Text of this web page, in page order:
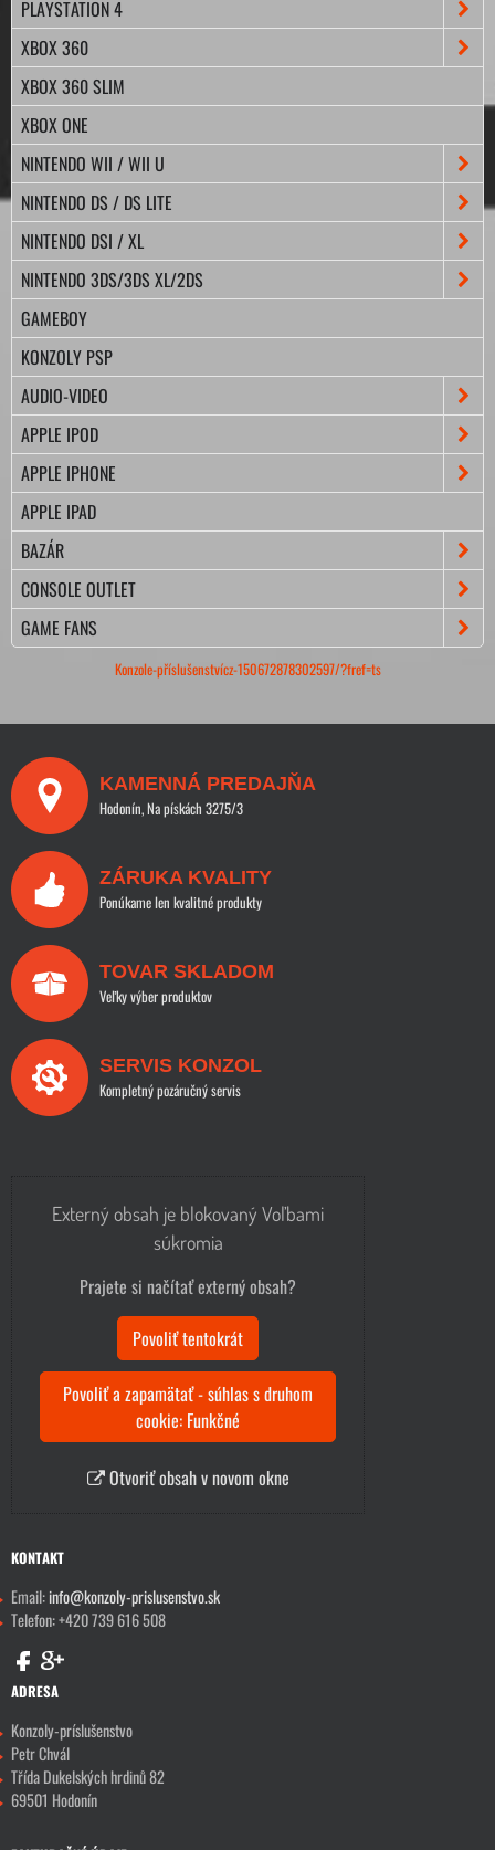
PLAYSTATION 4
XBOX 360
XBOX 360 SLIM
XBOX ONE
NINTENDO WII / WII U
NINTENDO DS / DS LITE
NINTENDO DSI / XL
NINTENDO 3DS/3DS XL/2DS
GAMEBOY
KONZOLY PSP
AUDIO-VIDEO
APPLE IPOD
APPLE IPHONE
APPLE IPAD
BAZÁR
CONSOLE OUTLET
GAME FANS
Konzole-příslušenstvícz-150672878302597/?fref=ts
KAMENNÁ PREDAJŇA
Hodonín, Na pískách 3275/3
ZÁRUKA KVALITY
Ponúkame len kvalitné produkty
TOVAR SKLADOM
Veľky výber produktov
SERVIS KONZOL
Kompletný pozáručný servis
Externý obsah je blokovaný Voľbami
súkromia
Prajete si načítať externý obsah?
Povoliť tentokrát
Povoliť a zapamätať - súhlas s druhom
cookie: Funkčné
Otvoriť obsah v novom okne
KONTAKT
Email:info@konzoly-prislusenstvo.sk
Telefon: +420 739 616 508
ADRESA
Konzoly-príslušenstvo
Petr Chvál
Třída Dukelských hrdinů 82
69501 Hodonín